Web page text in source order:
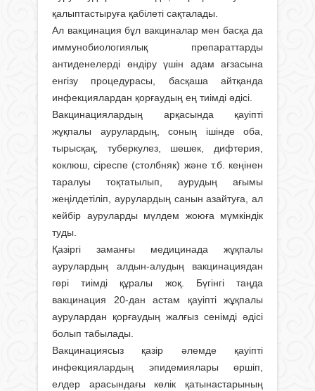
қалыптастыруға қабілеті сақталады.
Ал вакцинация бұл вакциналар мен басқа да
иммунобиологиялық препараттарды
антиденелерді өндіру үшін адам ағзасына
енгізу процедурасы, басқаша айтқанда
инфекциялардан қорғаудың ең тиімді әдісі.
Вакцинациялардың арқасында қауіпті
жұқпалы аурулардың, соның ішінде оба,
тырысқақ, туберкулез, шешек, дифтерия,
коклюш, сіреспе (столбняк) және т.б. кеңінен
таралуы тоқтатылып, аурудың ағымы
жеңілдетіліп, аурулардың санын азайтуға, ал
кейбір ауруларды мүлдем жоюға мүмкіндік
туды.
Қазіргі заманғы медицинада жұқпалы
аурулардың алдын-алудың вакцинациядан
гөрі тиімді құралы жоқ. Бүгінгі таңда
вакцинация 20-дан астам қауіпті жұқпалы
аурулардан қорғаудың жалғыз сенімді әдісі
болып табылады.
Вакцинациясыз қазір әлемде қауіпті
инфекциялардың эпидемиялары өршіп,
елдер арасындағы көлік қатынастарының